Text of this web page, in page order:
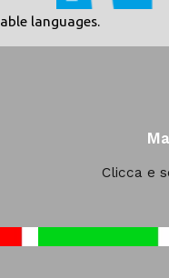
languages.
Clicca e